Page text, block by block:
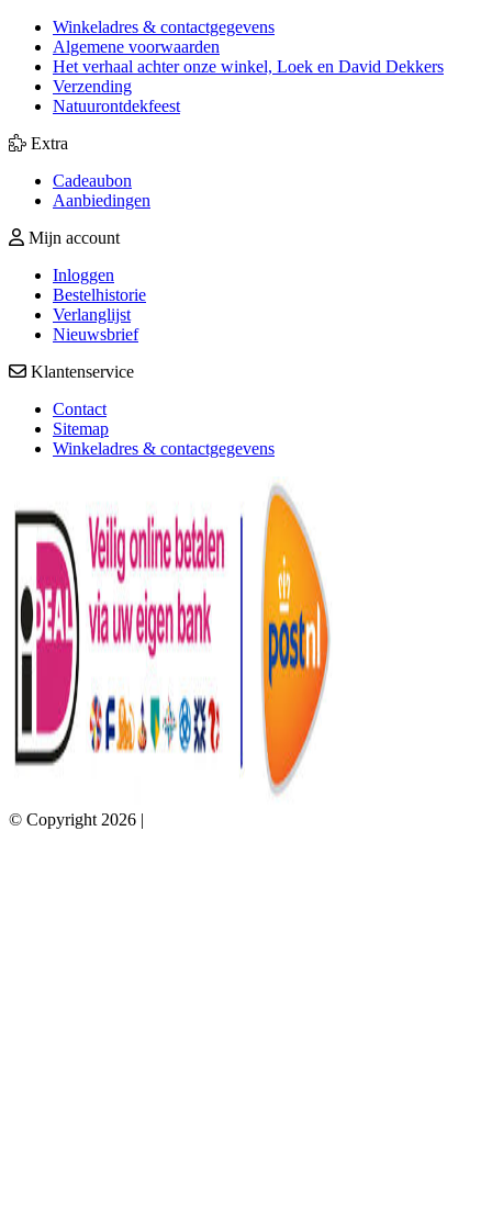
Winkeladres & contactgegevens
Algemene voorwaarden
Het verhaal achter onze winkel, Loek en David Dekkers
Verzending
Natuurontdekfeest
Extra
Cadeaubon
Aanbiedingen
Mijn account
Inloggen
Bestelhistorie
Verlanglijst
Nieuwsbrief
Klantenservice
Contact
Sitemap
Winkeladres & contactgegevens
© Copyright 2026 |